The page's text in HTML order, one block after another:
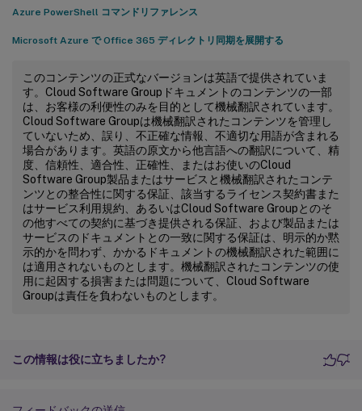
Azure PowerShell コマンドリファレンス
Microsoft Azure で Office 365 ディレクトリ同期を展開する
このコンテンツの正式なバージョンは英語で提供されていま
す。Cloud Software Groupドキュメントのコンテンツの一部
は、お客様の利便性のみを目的として機械翻訳されています。
Cloud Software Groupは機械翻訳されたコンテンツを管理し
ていないため、誤り、不正確な情報、不適切な用語が含まれる
場合があります。英語の原文から他言語への翻訳について、精
度、信頼性、適合性、正確性、またはお使いのCloud
Software Group製品またはサービスと機械翻訳されたコンテ
ンツとの整合性に関する保証、該当するライセンス契約書また
はサービス利用規約、あるいはCloud Software Groupとのそ
の他すべての契約に基づき提供される保証、および製品または
サービスのドキュメントとの一致に関する保証は、明示的か黙
示的かを問わず、かかるドキュメントの機械翻訳された範囲に
は適用されないものとします。機械翻訳されたコンテンツの使
用に起因する損害または問題について、Cloud Software
Groupは責任を負わないものとします。
この情報は役に立ちましたか?